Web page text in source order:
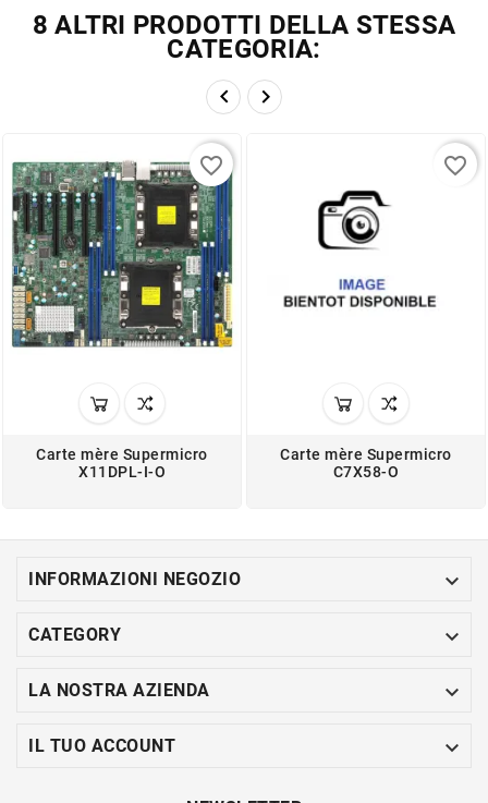
8 ALTRI PRODOTTI DELLA STESSA
CATEGORIA:
 
Carte mère Supermicro
X11DPL-I-O
favorite_border
Carte mère Supermicro
C7X58-O
favorite_border
INFORMAZIONI NEGOZIO 
CATEGORY 
LA NOSTRA AZIENDA 
IL TUO ACCOUNT 